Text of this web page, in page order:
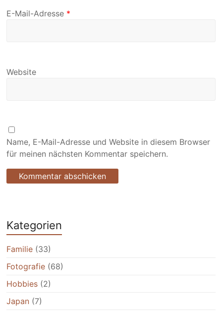
E-Mail-Adresse *
Website
Name, E-Mail-Adresse und Website in diesem Browser
für meinen nächsten Kommentar speichern.
Kategorien
Familie (33)
Fotografie (68)
Hobbies (2)
Japan (7)